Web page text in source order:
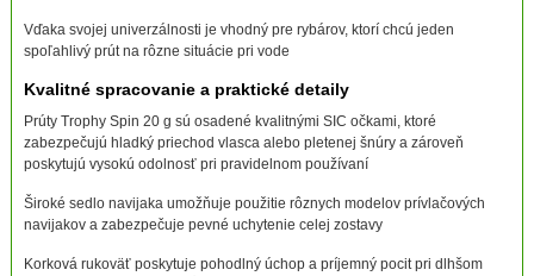
Vďaka svojej univerzálnosti je vhodný pre rybárov, ktorí chcú jeden
spoľahlivý prút na rôzne situácie pri vode
Kvalitné spracovanie a praktické detaily
Prúty Trophy Spin 20 g sú osadené kvalitnými SIC očkami, ktoré
zabezpečujú hladký priechod vlasca alebo pletenej šnúry a zároveň
poskytujú vysokú odolnosť pri pravidelnom používaní
Široké sedlo navijaka umožňuje použitie rôznych modelov prívlačových
navijakov a zabezpečuje pevné uchytenie celej zostavy
Korková rukoväť poskytuje pohodlný úchop a príjemný pocit pri dlhšom